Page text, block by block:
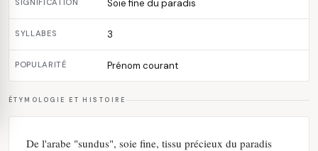
SIGNIFICATION Soie fine du paradis
SYLLABES 3
POPULARITÉ Prénom courant
ÉTYMOLOGIE ET HISTOIRE
De l'arabe "sundus", soie fine, tissu précieux du paradis